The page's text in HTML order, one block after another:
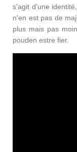
s'agit d'une
n'en est pas de
plus mais pas
pouden estre fier.